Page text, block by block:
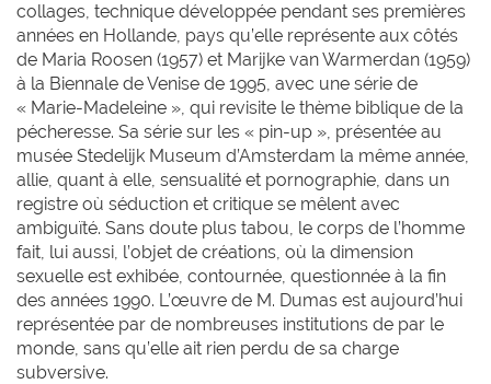
collages, technique développée pendant ses premières
années en Hollande, pays qu’elle représente aux côtés
de Maria Roosen (1957) et Marijke van Warmerdan (1959)
à la Biennale de Venise de 1995, avec une série de
« Marie-Madeleine », qui revisite le thème biblique de la
pécheresse. Sa série sur les « pin-up », présentée au
musée Stedelijk Museum d’Amsterdam la même année,
allie, quant à elle, sensualité et pornographie, dans un
registre où séduction et critique se mêlent avec
ambiguïté. Sans doute plus tabou, le corps de l’homme
fait, lui aussi, l’objet de créations, où la dimension
sexuelle est exhibée, contournée, questionnée à la fin
des années 1990. L’œuvre de M. Dumas est aujourd’hui
représentée par de nombreuses institutions de par le
monde, sans qu’elle ait rien perdu de sa charge
subversive.